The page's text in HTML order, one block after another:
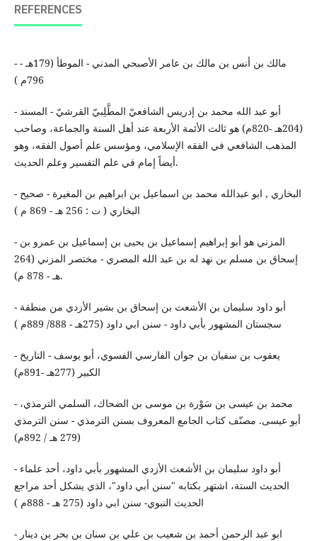
REFERENCES
- مالك بن أنس بن مالك بن عامر الأصبحي المدني - الموطأ (179هـ -
796م )
- أبو عبد الله محمد بن إدريس الشافعيّ المطَّلِبيّ القرشيّ - المسند
(204هـ -820م) هو ثالث الأئمة الأربعة عند أهل السنة والجماعة، وصاحب
المذهب الشافعي في الفقه الإسلامي، ومؤسس علم أصول الفقه، وهو
أيضاً إمام في علم التفسير وعلم الحديث.
- البخاري , ابو عبدالله محمد بن اسماعيل بن ابراهيم بن المغيرة - صحيح
البخاري ( ت : 256 هـ - 869 م )
- المزني هو أبو إبراهيم إسماعيل بن يحيى بن إسماعيل بن عمرو بن
إسحاق بن مسلم بن نهد له بن عبد الله المصري - مختصر المزني (264
هـ - 878 م).
- أبو داود سليمان بن الأشعث بن إسحاق بن بشير الأزدي من منطقة
سجستان المشهور بأبي داود - سنن ابي داود (275هـ - 888/ 889م )
- يعقوب بن سفيان بن جوان الفارسي الفسوي، أبو يوسف - التاريخ
الكبير (277هـ -891م)
- محمد بن عيسى بن سَوْرة بن موسى بن الضحاك، السلمي الترمذي،
أبو عيسى. مصنّف كتاب الجامع المعروف بسنن الترمذي - سنن الترمذي
(279 هـ / ‏892م)
- أبو داود سليمان بن الأشعث الأزدي المشهور بأبي داود، أحد علماء
الحديث الستة، اشتهر بكتابه "سنن أبي داود"، الذي يشكل أحد مراجع
الحديث النبوي- سنن ابي داود (275 هـ - 888م )
- ابو عبد الرحمن أحمد بن شعيب بن علي بن سنان بن بحر بن دينار